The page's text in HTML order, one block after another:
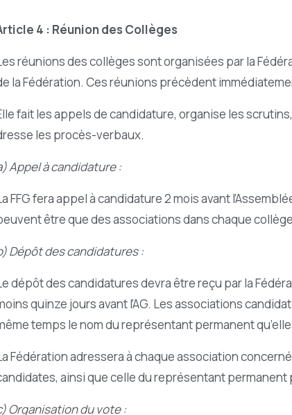
4 : Réunion des Collèges
réunions des collèges sont organisées par la
la Fédération. Ces réunions précèdent
fait les appels de candidature, organise les
les procès-verbaux.
Appel à candidature :
FFG fera appel à candidature 2 mois avant
être que des associations dans chaque
Dépôt des candidatures :
dépôt des candidatures devra être reçu par la
quinze jours avant l’AG. Les associations
temps le nom du représentant permanent
Fédération adressera à chaque association
ainsi que celle du représentant permanent
Organisation du vote :